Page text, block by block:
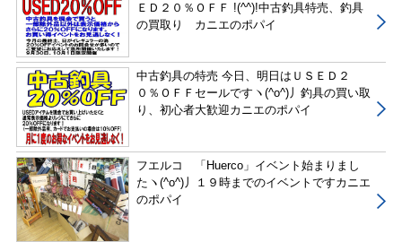
ＥＤ２０％ＯＦＦ !(^^)!中古釣具特売、釣具
の買取り カニエのポパイ
中古釣具の特売 今日、明日はＵＳＥＤ２
０％ＯＦＦセールですヽ(^o^)丿釣具の買い取
り、初心者大歓迎カニエのポパイ
フエルコ 「Huerco」イベント始まりまし
たヽ(^o^)丿１９時までのイベントですカニエ
のポパイ